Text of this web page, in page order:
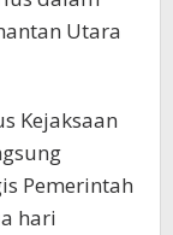
Utara
Kejaksaan
Pemerintah
hari